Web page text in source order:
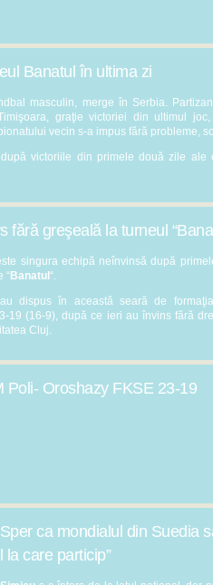
Banatul în ultima zi
masculin, merge în Serbia.
graţie victoriei din ultimul
vecin s-a impus fără probleme,
victoriile din primele două zile ale
fără greşeală la turneul
singura echipă neînvinsă după
“Banatul“.
dispus în această seară de
19 (16-9), după ce ieri au învins fără
Cluj.
Poli- Oroshazy FKSE 23-19
ca mondialul din Suedia
la care particip”